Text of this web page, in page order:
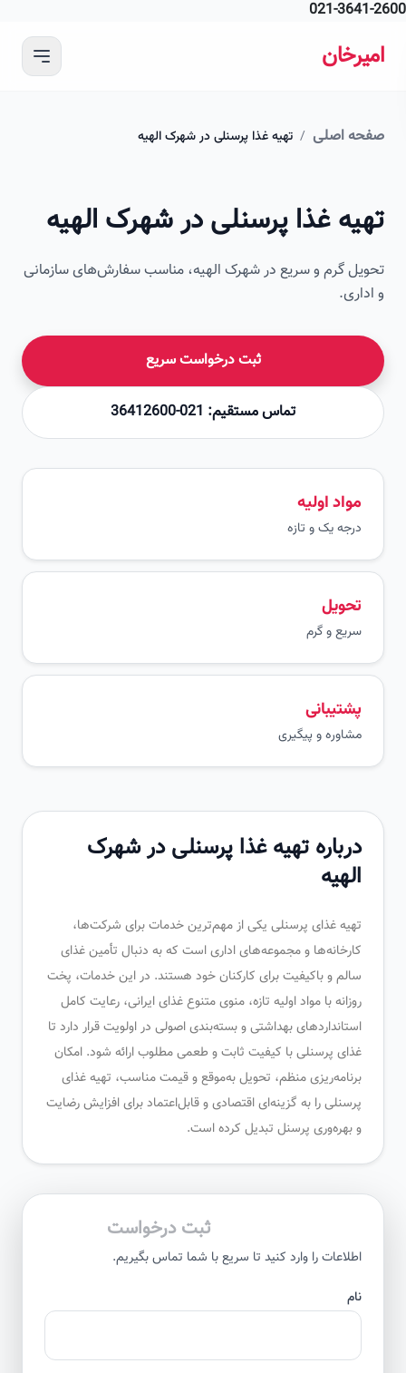
021-
اصلی / تهیه غذا پرسنلی در شهرک الهیه
غذا پرسنلی در شهرک الهیه
گرم و سریع در شهرک الهیه، مناسب سفارش‌های سازمانی
ثبت درخواست سریع
تماس مستقیم: 021-36412600
مواد اولیه
درجه یک و تازه
سریع و گرم
پشتیبانی
مشاوره و پیگیری
تصویر این صفحه به زودی اضافه می‌شود
درباره تهیه غذا پرسنلی در شهرک
تهیه غذای پرسنلی یکی از مهم‌ترین خدمات برای شرکت‌ها،
کارخانه‌ها و مجموعه‌های اداری است که به دنبال تأمین غذای
سالم و باکیفیت برای کارکنان خود هستند. در این خدمات، پخت
روزانه با مواد اولیه تازه، منوی متنوع غذای ایرانی، رعایت کامل
استانداردهای بهداشتی و بسته‌بندی اصولی در اولویت قرار دارد تا
غذای پرسنلی با کیفیت ثابت و طعمی مطلوب ارائه شود. امکان
برنامه‌ریزی منظم، تحویل به‌موقع و قیمت مناسب، تهیه غذای
پرسنلی را به گزینه‌ای اقتصادی و قابل‌اعتماد برای افزایش رضایت
و بهره‌وری پرسنل تبدیل کرده است.
ثبت درخواست
اطلاعات را وارد کنید تا سریع با شما تماس بگیریم.